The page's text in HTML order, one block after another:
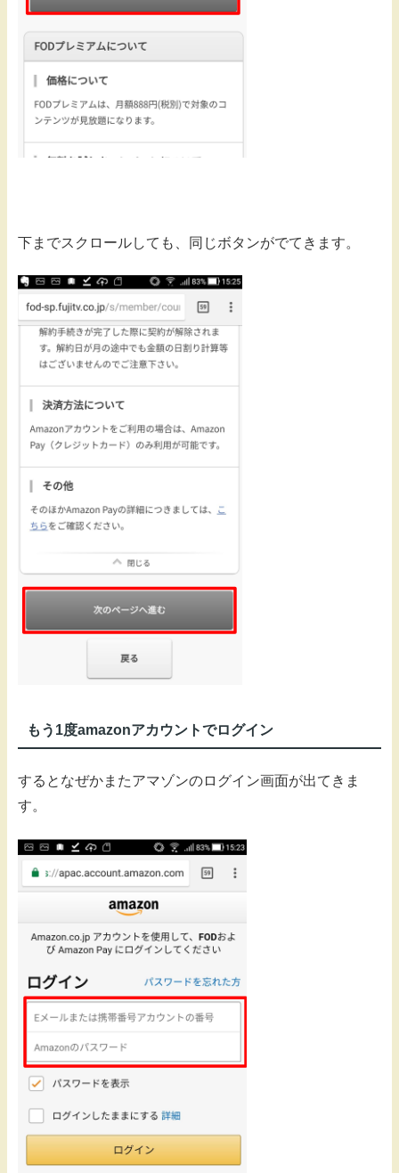
下までスクロールしても、同じボタンがでてきます。
もう1度amazonアカウントでログイン
するとなぜかまたアマゾンのログイン画面が出てきま
す。